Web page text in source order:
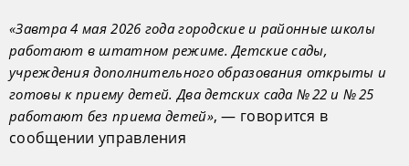
«Завтра 4 мая 2026 года городские и районные школы
работают в штатном режиме. Детские сады,
учреждения дополнительного образования открыты и
готовы к приему детей. Два детских сада № 22 и № 25
работают без приема детей», — говорится в
сообщении управления